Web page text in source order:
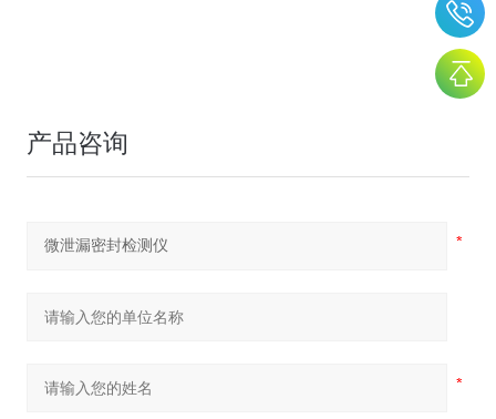
无菌药品包装微泄漏检测仪
产品咨询